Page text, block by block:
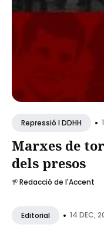
Repressió I DDHH •
Marxes de
dels presos
Redacció de l'Accent
Editorial • 14 DEC,